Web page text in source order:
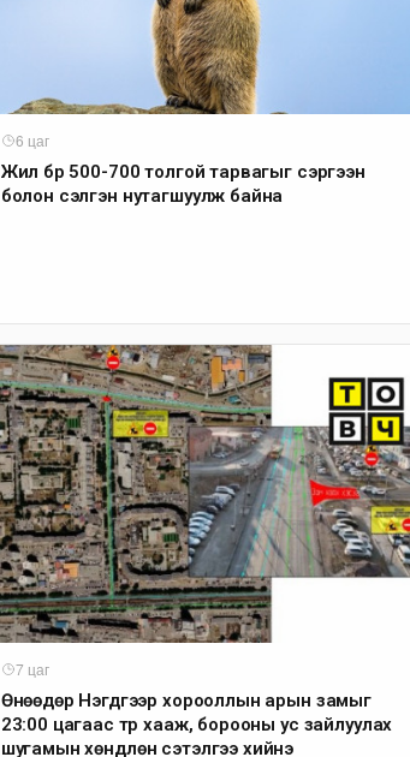
6 цаг
Жил бүр 500-700 толгой тарвагыг сэргээн
болон сэлгэн нутагшуулж байна
7 цаг
Өнөөдөр Нэгдүгээр хорооллын арын замыг
23:00 цагаас түр хааж, борооны ус зайлуулах
шугамын хөндлөн сэтэлгээ хийнэ